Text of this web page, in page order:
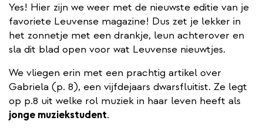
Yes! Hier zijn we weer met de nieuwste editie van je
favoriete Leuvense magazine! Dus zet je lekker in
het zonnetje met een drankje, leun achterover en
sla dit blad open voor wat Leuvense nieuwtjes.
We vliegen erin met een prachtig artikel over
Gabriela (p. 8), een vijfdejaars dwarsfluitist. Ze legt
op p.8 uit welke rol muziek in haar leven heeft als
jonge muziekstudent.